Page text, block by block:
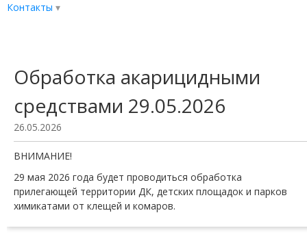
Контакты
Обработка акарицидными
средствами 29.05.2026
26.05.2026
ВНИМАНИЕ!
29 мая 2026 года будет проводиться обработка
прилегающей территории ДК, детских площадок и парков
химикатами от клещей и комаров.